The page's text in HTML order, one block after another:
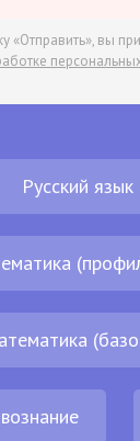
«Отправить», вы
Русский язык